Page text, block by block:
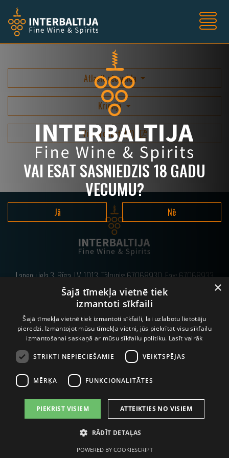
VAI ESAT SASNIEDZIS 18 GADU
VECUMU?
Jā Nē
Atlasīt pēc veida
Krievija
Visi produkti(0)
Lapeņu iela 3, Rīga, LV-1013, Tālrunis:67068930, Fax: 67068933
E-pasts:info@interbaltija.lv
© 2020 Interbaltija AG. Visas tiesības aizsargātas.
IEGĀDĀŠANĀS UN NODOŠANA NEPILNGADĪGĀM PERSONĀM IR
AIZLIEGTA.
×
Šajā tīmekļa vietnē tiek
izmantoti sīkfaili
Šajā tīmekļa vietnē tiek izmantoti sīkfaili, lai uzlabotu lietotāju
pieredzi. Izmantojot mūsu tīmekļa vietni, jūs piekrītat visu sīkfailu
izmantošanai saskaņā ar mūsu sīkfailu politiku. Lasīt vairāk
STRIKTI NEPIECIEŠAMIE VEIKTSPĒJAS
MĒRĶA FUNKCIONALITĀTES
PIEKRIST VISIEM ATTEIKTIES NO VISIEM
RĀDĪT DETAĻAS
POWERED BY COOKIESCRIPT